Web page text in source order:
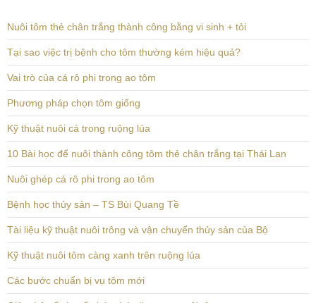
Nuôi tôm thẻ chân trắng thành công bằng vi sinh + tỏi
Tại sao việc trị bệnh cho tôm thường kém hiệu quả?
Vai trò của cá rô phi trong ao tôm
Phương pháp chọn tôm giống
Kỹ thuật nuôi cá trong ruộng lúa
10 Bài học để nuôi thành công tôm thẻ chân trắng tại Thái Lan
Nuôi ghép cá rô phi trong ao tôm
Bệnh học thủy sản – TS Bùi Quang Tề
Tài liệu kỹ thuật nuôi trông và vận chuyển thủy sản của Bộ
Kỹ thuật nuôi tôm càng xanh trên ruộng lúa
Các bước chuẩn bị vụ tôm mới